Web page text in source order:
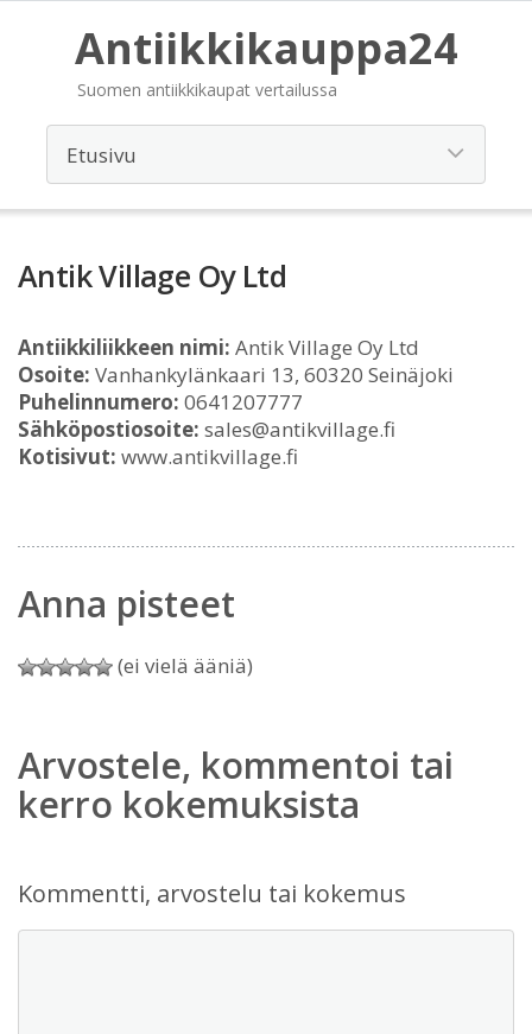
Antiikkikauppa24
Suomen antiikkikaupat vertailussa
Antik Village Oy Ltd
Antiikkiliikkeen nimi: Antik Village Oy Ltd
Osoite: Vanhankylänkaari 13, 60320 Seinäjoki
Puhelinnumero: 0641207777
Sähköpostiosoite: sales@antikvillage.fi
Kotisivut: www.antikvillage.fi
Anna pisteet
(ei vielä ääniä)
Arvostele, kommentoi tai
kerro kokemuksista
Kommentti, arvostelu tai kokemus